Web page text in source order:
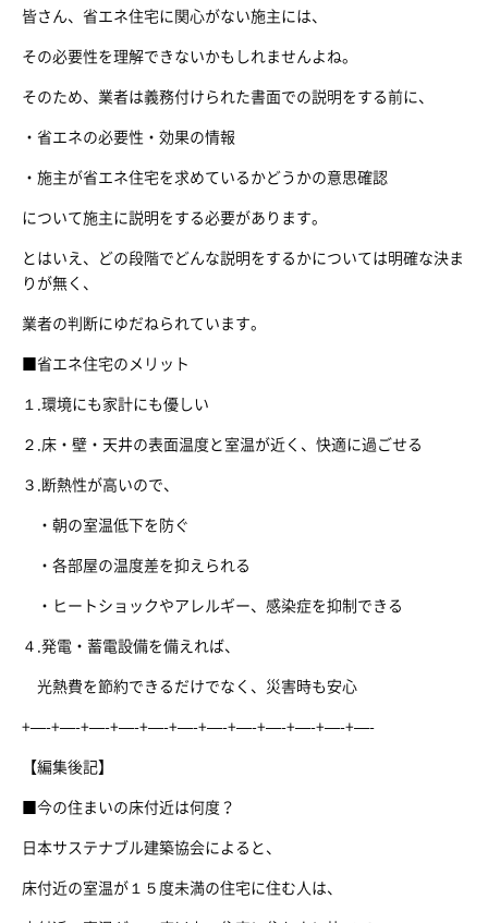
皆さん、省エネ住宅に関心がない施主には、
その必要性を理解できないかもしれませんよね。
そのため、業者は義務付けられた書面での説明をする前に、
・省エネの必要性・効果の情報
・施主が省エネ住宅を求めているかどうかの意思確認
について施主に説明をする必要があります。
とはいえ、どの段階でどんな説明をするかについては明確な決ま
りが無く、
業者の判断にゆだねられています。
■省エネ住宅のメリット
１.環境にも家計にも優しい
２.床・壁・天井の表面温度と室温が近く、快適に過ごせる
３.断熱性が高いので、
・朝の室温低下を防ぐ
・各部屋の温度差を抑えられる
・ヒートショックやアレルギー、感染症を抑制できる
４.発電・蓄電設備を備えれば、
光熱費を節約できるだけでなく、災害時も安心
+—-+—-+—-+—-+—-+—-+—-+—-+—-+—-+—-+—-
【編集後記】
■今の住まいの床付近は何度？
日本サステナブル建築協会によると、
床付近の室温が１５度未満の住宅に住む人は、